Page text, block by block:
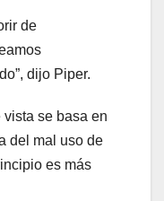
de
dijo Piper.
se basa en
del mal uso de
es más